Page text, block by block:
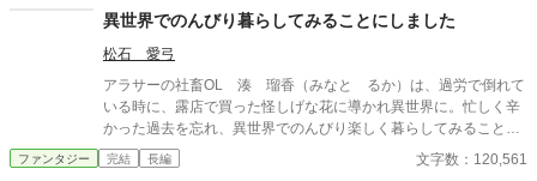
あり、涙ありの異世界ドタバタ珍道中。 いざ……はじまり、はじ
投稿しています。
異世界でのんびり暮らしてみることにしました
松石 愛弓
アラサーの社畜OL 湊 瑠香（みなと るか）は、過労で倒れて
いる時に、露店で買った怪しげな花に導かれ異世界に。忙しく辛
かった過去を忘れ、異世界でのんびり楽しく暮らしてみること
に。優しい人々や可愛い生物との出会い、不思議な植物、コメデ
ィ風に突っ込んだり突っ込まれたり。徐々にコメディ路線になっ
ファンタジー 完結 長編 文字数：120,561